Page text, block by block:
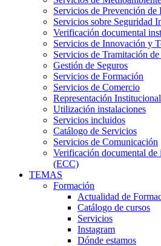
Servicios de Prevención de
Servicios sobre Seguridad
Verificación documental
Servicios de Innovación y
Servicios de Tramitación
Gestión de Seguros
Servicios de Formación
Servicios de Comercio
Representación Institucional
Utilización instalaciones
Servicios incluidos
Catálogo de Servicios
Servicios de Comunicación
Verificación documental de
(ECC)
TEMAS
Formación
Actualidad de
Catálogo de cursos
Servicios
Instagram
Dónde estamos